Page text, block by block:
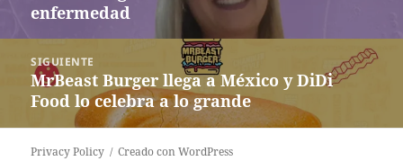
enfermedad
SIGUIENTE
Siguiente
entrada:
MrBeast Burger llega a México y DiDi
Food lo celebra a lo grande
Privacy Policy Creado con WordPress